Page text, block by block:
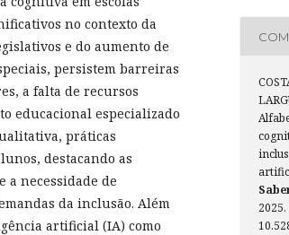
no contexto da
e do aumento de
persistem barreiras
a falta de recursos
educacional especializado
práticas
destacando as
a necessidade de
da inclusão. Além
artificial (IA) como